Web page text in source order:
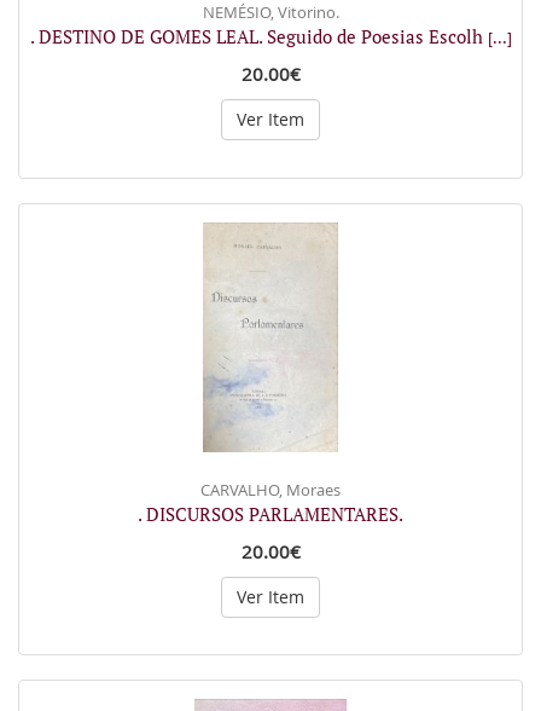
NEMÉSIO, Vitorino.
. DESTINO DE GOMES LEAL. Seguido de Poesias Escolh [...]
20.00€
Ver Item
CARVALHO, Moraes
. DISCURSOS PARLAMENTARES.
20.00€
Ver Item